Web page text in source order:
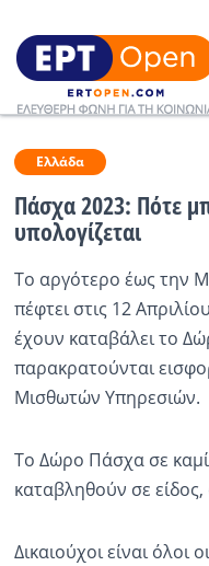
Ειδήσεις
Ελλάδα
Κοινωνία
Πολιτική
Οικονομία
Αθλητικά
Κόσμος
Ραδιόφωνο
Ελλάδα
Πάσχα 2023: Πότε
υπολογίζεται
Το αργότερο έως την
πέφτει στις 12
έχουν καταβάλει το
παρακρατούνται
Μισθωτών Υπηρεσιών.
Το Δώρο Πάσχα σε
καταβληθούν σε
Δικαιούχοι είναι